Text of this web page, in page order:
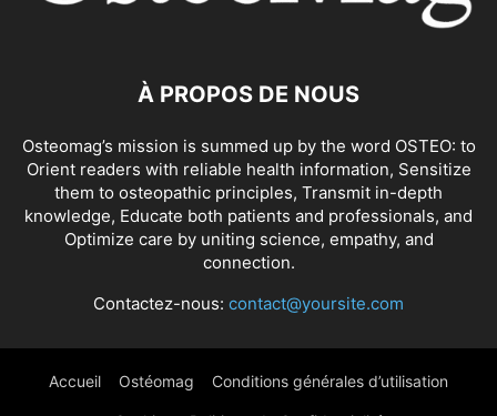
À PROPOS DE NOUS
Osteomag’s mission is summed up by the word OSTEO: to
Orient readers with reliable health information, Sensitize
them to osteopathic principles, Transmit in-depth
knowledge, Educate both patients and professionals, and
Optimize care by uniting science, empathy, and
connection.
Contactez-nous: contact@yoursite.com
Accueil Ostéomag Conditions générales d’utilisation